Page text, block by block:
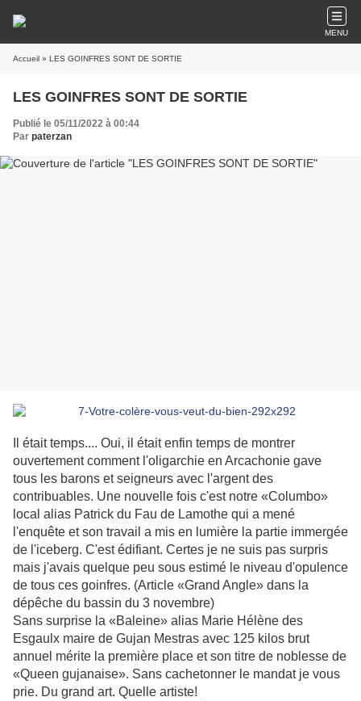
MENU
Accueil » LES GOINFRES SONT DE SORTIE
LES GOINFRES SONT DE SORTIE
Publié le 05/11/2022 à 00:44
Par paterzan
Il était temps.... Oui, il était enfin temps de montrer
ouvertement comment l'oligarchie en Arcachonie gave
tous les barons et seigneurs avec l'argent des
contribuables. Une nouvelle fois c'est notre «Columbo»
local alias Patrick du Fau de Lamothe qui a mené
l'enquête et son travail a mis en lumière la partie immergée
de l'iceberg. C'est édifiant. Certes je ne suis pas surpris
mais j'avais quelque peu sous estimé le niveau d'opulence
de tous ces goinfres. (Article «Grand Angle» dans la
dépêche du bassin du 3 novembre)
Sans surprise la «Baleine» alias Marie Hélène des
Esgaulx maire de Gujan Mestras avec 125 kilos brut
annuel mérite la première place et son titre de noblesse de
«Queen gujanaise». Sans cachetonner le mandat je vous
prie. Du grand art. Quelle artiste!